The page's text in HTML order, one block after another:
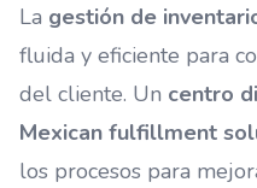
La gestión de
fluida y eficiente para
del cliente. Un centro
Mexican fulfillment
los procesos para